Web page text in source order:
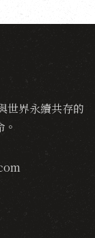
世界永續共存的